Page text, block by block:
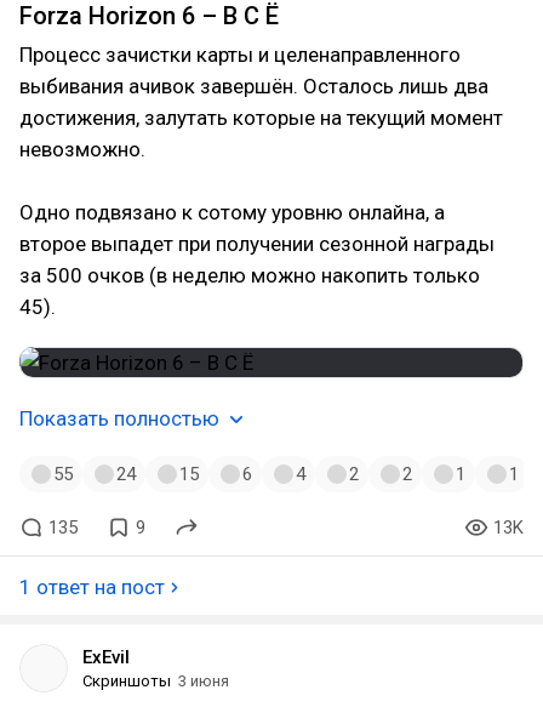
Forza Horizon 6 – В С Ё
Процесс зачистки карты и целенаправленного
выбивания ачивок завершён. Осталось лишь два
достижения, залутать которые на текущий момент
невозможно.
Одно подвязано к сотому уровню онлайна, а
второе выпадет при получении сезонной награды
за 500 очков (в неделю можно накопить только
45).
Показать полностью
55 24 15 6 4 2 2 1 1
135 9 13K
1 ответ на пост
ExEvil
Скриншоты 3 июня